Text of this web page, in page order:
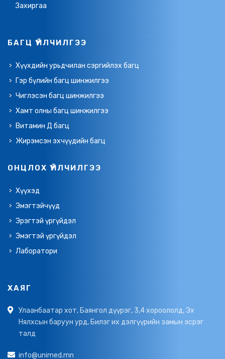
Захиргаа
БАГЦ ҮЙЛЧИЛГЭЭ
Хүүхдийн урьдчилан сэргийлэх багц
Гэр бүлийн багц шинжилгээ
Чиглэсэн багц шинжилгээ
Хамт олны багц шинжилгээ
Витамин Д багц
Жирэмсэн эхчүүдийн багц
ОНЦЛОХ ҮЙЛЧИЛГЭЭ
Хүүхэд
Эмэгтэйчүүд
Эрэгтэй үргүйдэл
Эмэгтэй үргүйдэл
Лаборатори
ХАЯГ
Улаанбаатар хот, Баянгол дүүрэг, 3,4 хороололд, Эх
Нялхсын баруун урд, Билэг их дэлгүүрийн замын эсрэг
талд
info@unimed.mn